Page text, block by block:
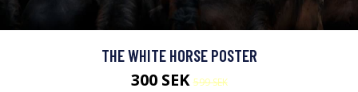
THE WHITE HORSE POSTER
300 SEK599 SEK